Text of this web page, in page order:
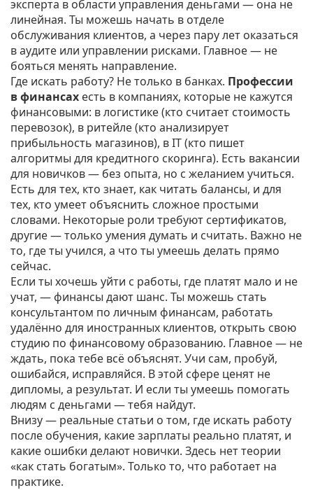
эксперта в области управления деньгами — она не
линейная. Ты можешь начать в отделе
обслуживания клиентов, а через пару лет оказаться
в аудите или управлении рисками. Главное — не
бояться менять направление.
Где искать работу? Не только в банках. Профессии
в финансах есть в компаниях, которые не кажутся
финансовыми: в логистике (кто считает стоимость
перевозок), в ритейле (кто анализирует
прибыльность магазинов), в IT (кто пишет
алгоритмы для кредитного скоринга). Есть вакансии
для новичков — без опыта, но с желанием учиться.
Есть для тех, кто знает, как читать балансы, и для
тех, кто умеет объяснить сложное простыми
словами. Некоторые роли требуют сертификатов,
другие — только умения думать и считать. Важно не
то, где ты учился, а что ты умеешь делать прямо
сейчас.
Если ты хочешь уйти с работы, где платят мало и не
учат, — финансы дают шанс. Ты можешь стать
консультантом по личным финансам, работать
удалённо для иностранных клиентов, открыть свою
студию по финансовому образованию. Главное — не
ждать, пока тебе всё объяснят. Учи сам, пробуй,
ошибайся, исправляйся. В этой сфере ценят не
дипломы, а результат. И если ты умеешь помогать
людям с деньгами — тебя найдут.
Внизу — реальные статьи о том, где искать работу
после обучения, какие зарплаты реально платят, и
какие ошибки делают новички. Здесь нет теории
«как стать богатым». Только то, что работает на
практике.